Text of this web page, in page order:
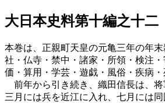
大日本史料第十編之十二
本巻は、正親町天皇の元亀三年の年
社・仏寺・禁中・諸家・所領・検注
価・算用・学芸・遊戯・風俗・疾病・
前年から引き続き、織田信長は、将
三月には兵を近江に入れ、七月には